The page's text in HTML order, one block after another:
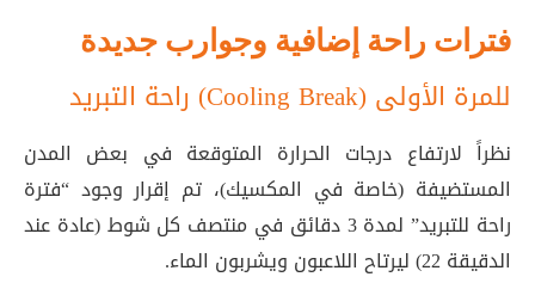
فترات راحة إضافية وجوارب جديدة
راحة التبريد (Cooling Break) للمرة الأولى
نظراً لارتفاع درجات الحرارة المتوقعة في بعض المدن
المستضيفة (خاصة في المكسيك)، تم إقرار وجود “فترة
راحة للتبريد” لمدة 3 دقائق في منتصف كل شوط (عادة عند
الدقيقة 22) ليرتاح اللاعبون ويشربون الماء
.